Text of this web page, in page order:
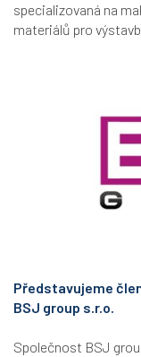
specializovaná na
materiálů pro
Představujeme
BSJ group s.r.o.
Společnost BSJ